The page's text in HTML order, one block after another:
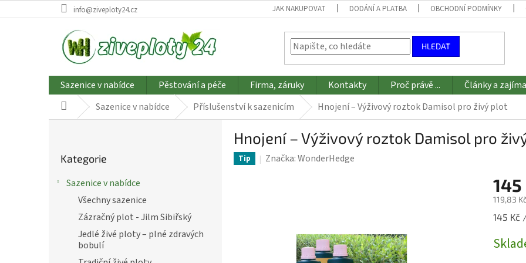
na
info@ziveploty24.cz JAK NAKUPOVAT DODÁNÍ A PLATBA OBCHODNÍ PODMÍNKY
HLEDAT
Sazenice v nabídce Pěstování a péče Firma, záruky Kontakty Proč právě ...
Články a
Domů Sazenice v nabídce Příslušenství k sazenicím Hnojení – Výživový roztok Damisol pro živý plot
kategorie
Kategorie
Sazenice v nabídce
Všechny sazenice
Zázračný plot - Jilm Sibiřský
Jedlé živé ploty – plné zdravých
bobulí
Hnojení – Výživový roztok Damisol pro
Tip Značka:WonderHedge
145
119,83
Měrná
145 Kč